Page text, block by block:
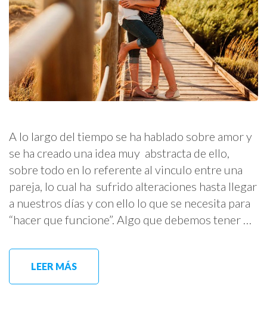
A lo largo del tiempo se ha hablado sobre amor y
se ha creado una idea muy abstracta de ello,
sobre todo en lo referente al vinculo entre una
pareja, lo cual ha sufrido alteraciones hasta llegar
a nuestros días y con ello lo que se necesita para
“hacer que funcione”. Algo que debemos tener …
LEER MÁS